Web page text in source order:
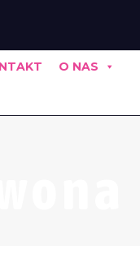
O NAS